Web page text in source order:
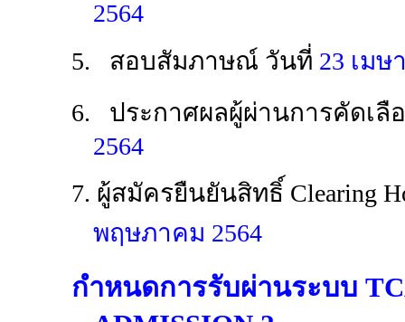
2564
5. สอบสัมภาษณ์ วันที่ 23 เมษ
6. ประกาศผลผู้ผ่านการคัดเลื
2564
7. ผู้สมัครยืนยันสิทธิ์ Clearing
พฤษภาคม 2564
กำหนดการรับผ่านระบบ